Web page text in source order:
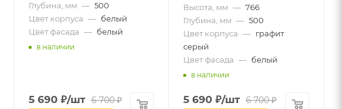
Глубина, мм — 500
Цвет корпуса — белый
Цвет фасада — белый
в наличии
5 690 ₽/шт 6 700₽
Высота, мм — 766
Глубина, мм — 500
Цвет корпуса — графит
серый
Цвет фасада — белый
в наличии
5 690 ₽/шт 6 700₽